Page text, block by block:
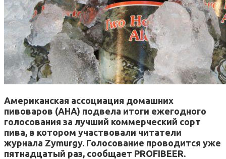
Американская ассоциация домашних
пивоваров (AHA) подвела итоги ежегодного
голосования за лучший коммерческий сорт
пива, в котором участвовали читатели
журнала Zymurgy. Голосование проводится уже
пятнадцатый раз, сообщает PROFIBEER.